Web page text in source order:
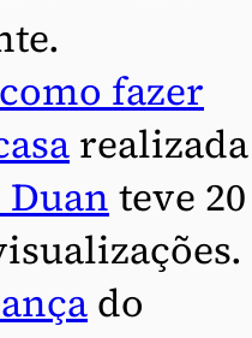
fazer
realizada
teve 20
do